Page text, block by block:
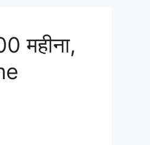
महीना,